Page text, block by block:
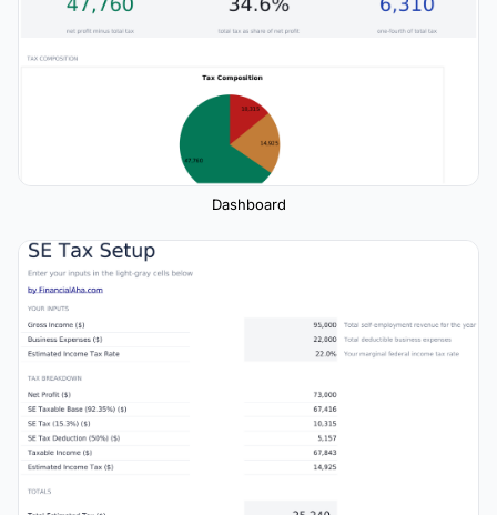
Dashboard